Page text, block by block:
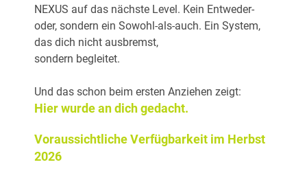
NEXUS auf das nächste Level. Kein Entweder-
oder, sondern ein Sowohl-als-auch. Ein System,
das dich nicht ausbremst,
sondern begleitet.
Und das schon beim ersten Anziehen zeigt:
Hier wurde an dich gedacht.
Voraussichtliche Verfügbarkeit im Herbst
2026